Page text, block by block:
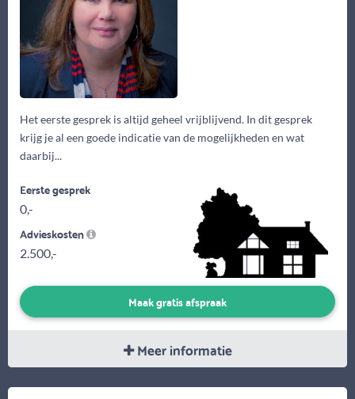
Het eerste gesprek is altijd geheel vrijblijvend. In dit gesprek
krijg je al een goede indicatie van de mogelijkheden en wat
daarbij...
Eerste gesprek
0,-
Advieskosten
2.500,-
Maak gratis afspraak
Meer informatie